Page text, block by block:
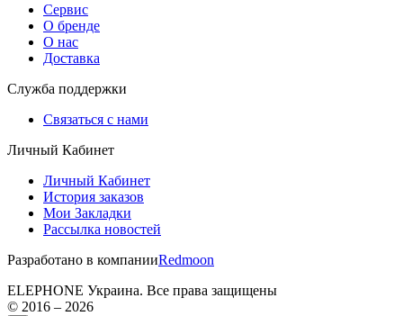
Сервис
О бренде
О нас
Доставка
Служба поддержки
Связаться с нами
Личный Кабинет
Личный Кабинет
История заказов
Мои Закладки
Рассылка новостей
Разработано в компанииRedmoon
ELEPHONE Украина. Все права защищены
© 2016 – 2026